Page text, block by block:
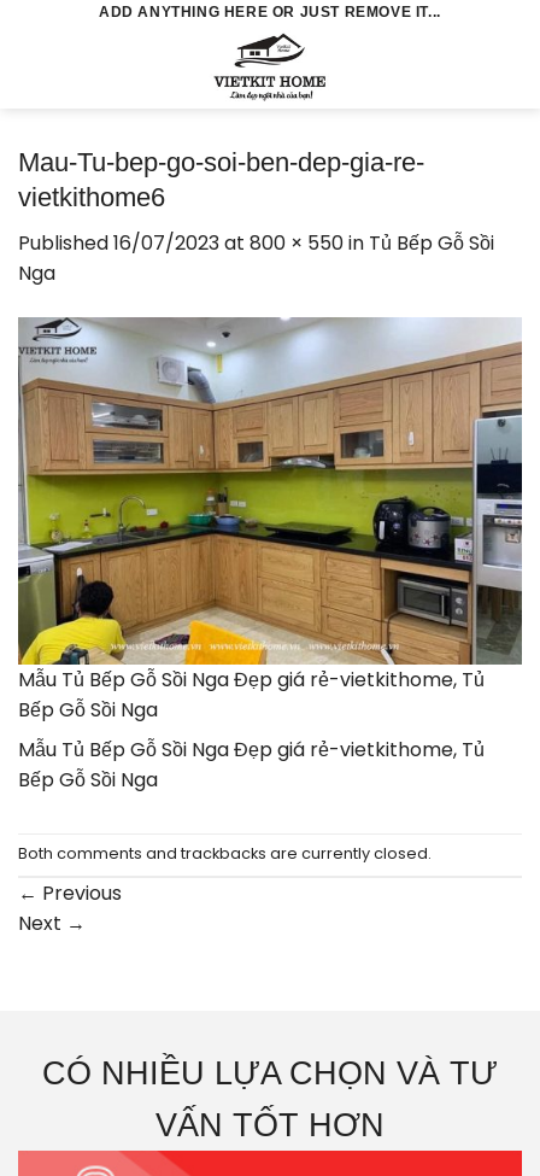
ADD ANYTHING HERE OR JUST REMOVE IT...
Mau-Tu-bep-go-soi-ben-dep-gia-re-
vietkithome6
Published16/07/2023at 800 × 550in Tủ Bếp Gỗ Sồi
Nga
Mẫu Tủ Bếp Gỗ Sồi Nga Đẹp giá rẻ-vietkithome, Tủ
Bếp Gỗ Sồi Nga
Mẫu Tủ Bếp Gỗ Sồi Nga Đẹp giá rẻ-vietkithome, Tủ
Bếp Gỗ Sồi Nga
Both comments and trackbacks are currently closed.
← Previous
Next →
CÓ NHIỀU LỰA CHỌN VÀ TƯ
VẤN TỐT HƠN